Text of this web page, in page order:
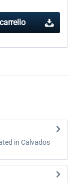
in Calvados